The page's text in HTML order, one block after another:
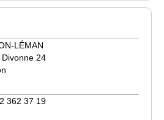
LÉMAN
24
362 37 19